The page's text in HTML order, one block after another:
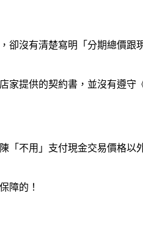
沒有清楚寫明「分期總價
提供的契約書，並沒有遵
不用」支付現金交易價格
障的！